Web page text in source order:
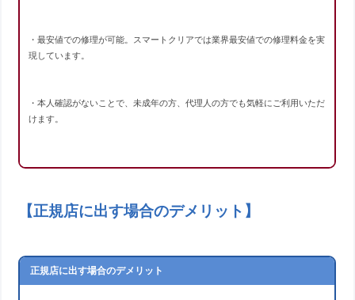
・最安値での修理が可能。スマートクリアでは業界最安値での修理料金を実
現しています。
・本人確認がないことで、未成年の方、代理人の方でも気軽にご利用いただ
けます。
【正規店に出す場合のデメリット】
正規店に出す場合のデメリット